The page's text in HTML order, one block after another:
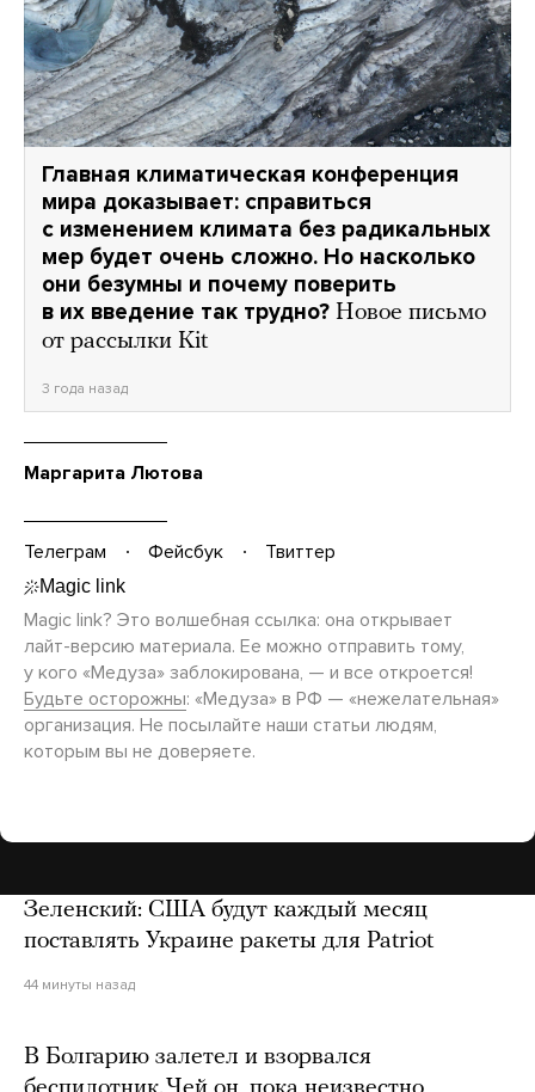
Главная климатическая конференция
мира доказывает: справиться
с изменением климата без радикальных
мер будет очень сложно. Но насколько
они безумны и почему поверить
в их введение так трудно? Новое письмо
от рассылки Kit
3 года назад
Маргарита Лютова
Телеграм Фейсбук Твиттер
Magic link? Это волшебная ссылка: она открывает
лайт-версию материала. Ее можно отправить тому,
у кого «Медуза» заблокирована, — и все откроется!
Будьте осторожны: «Медуза» в РФ — «нежелательная»
организация. Не посылайте наши статьи людям,
которым вы не доверяете.
Зеленский: США будут каждый месяц
поставлять Украине ракеты для Patriot
44 минуты назад
В Болгарию залетел и взорвался